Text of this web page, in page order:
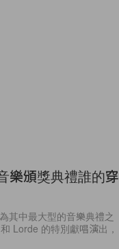
樂頒獎典禮誰的穿
其中最大型的音樂典禮之
Lorde 的特別獻唱演出，